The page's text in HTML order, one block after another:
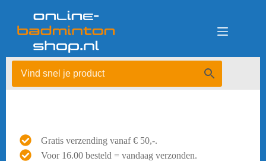
Gratis verzending vanaf € 50,-.
Voor 16.00 besteld = vandaag verzonden.